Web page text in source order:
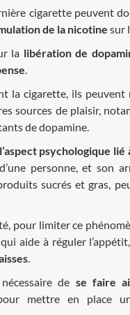
cigarette peuvent
de la nicotine sur
la libération de
la cigarette, ils
sources de plaisir,
de dopamine.
l’aspect psychologique lié
personne, et son
sucrés et gras,
pour limiter ce
qui aide à réguler
de se faire
mettre en place